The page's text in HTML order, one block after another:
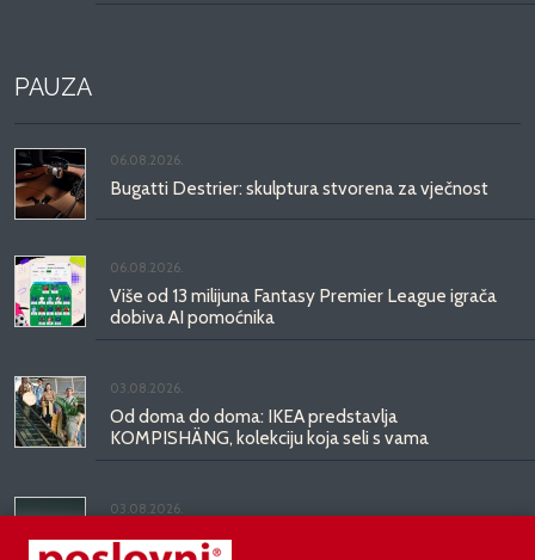
PAUZA
06.08.2026.
Bugatti Destrier: skulptura stvorena za vječnost
06.08.2026.
Više od 13 milijuna Fantasy Premier League igrača
dobiva AI pomoćnika
03.08.2026.
Od doma do doma: IKEA predstavlja
KOMPISHÄNG, kolekciju koja seli s vama
03.08.2026.
Kineski BYD predstavio luksuznu limuzinu veću od